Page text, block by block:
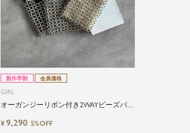
新作早割 会員価格
GIRL
オーガンジーリボン付き2WAYビーズパー
¥9,290 5%OFF